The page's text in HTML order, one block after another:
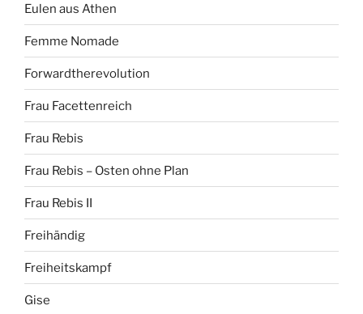
Eulen aus Athen
Femme Nomade
Forwardtherevolution
Frau Facettenreich
Frau Rebis
Frau Rebis – Osten ohne Plan
Frau Rebis II
Freihändig
Freiheitskampf
Gise